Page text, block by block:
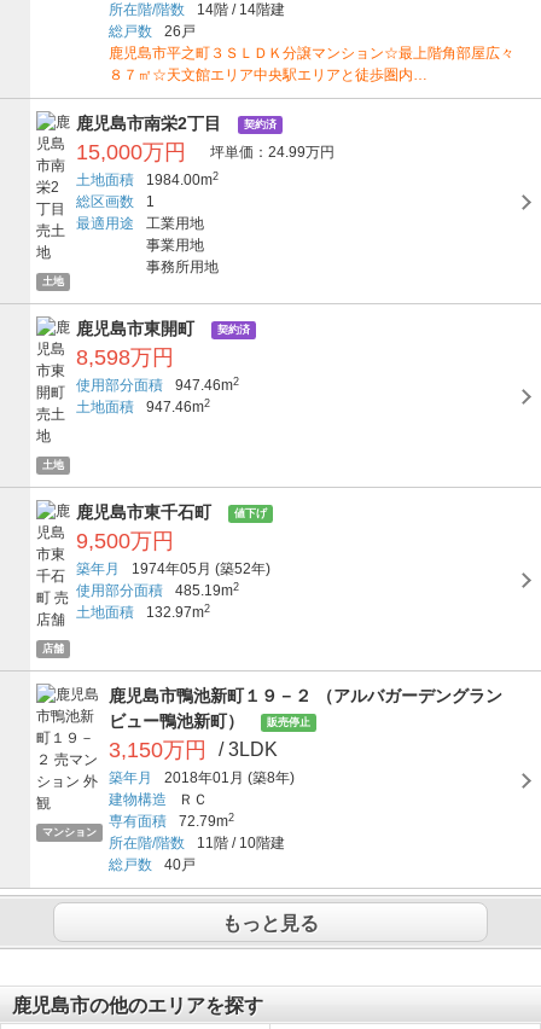
所在階/階数 14階 /14階建
総戸数
26戸
鹿児島市平之町３ＳＬＤＫ分譲マンション☆最上階角部屋広々
８７㎡☆天文館エリア中央駅エリアと徒歩圏内…
土地
鹿児島市南栄2丁目 契約済
15,000万円
坪単価：24.99万円
土地面積
1984.00m2
総区画数
1
最適用途
工業用地
事業用地
事務所用地
土地
鹿児島市東開町 契約済
8,598万円
使用部分面積 947.46m2
土地面積 947.46m2
店舗
鹿児島市東千石町 値下げ
9,500万円
築年月 1974年05月 (築52年)
使用部分面積
485.19m2
土地面積 132.97m2
マンション
鹿児島市鴨池新町１９－２ （アルバガーデングラン
ビュー鴨池新町）
販売停止
3,150万円 / 3LDK
築年月 2018年01月 (築8年)
建物構造
ＲＣ
専有面積
72.79m2
所在階/階数 11階 /10階建
総戸数
40戸
もっと見る
鹿児島市の他のエリアを探す